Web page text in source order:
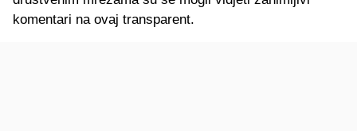
komentari na ovaj transparent.